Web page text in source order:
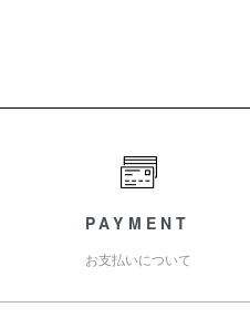
PAYMENT
お支払いについて